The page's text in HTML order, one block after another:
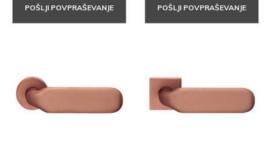
POŠLJI POVPRAŠEVANJE POŠLJI POVPRAŠEVANJE